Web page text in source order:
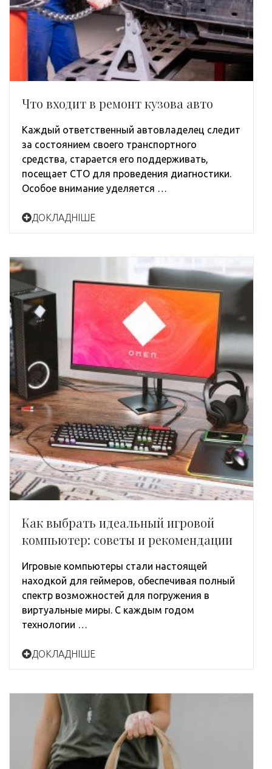
Что входит в ремонт кузова авто
Каждый ответственный автовладелец следит
за состоянием своего транспортного
средства, старается его поддерживать,
посещает СТО для проведения диагностики.
Особое внимание уделяется …
ДОКЛАДНІШЕ
Как выбрать идеальный игровой
компьютер: советы и рекомендации
Игровые компьютеры стали настоящей
находкой для геймеров, обеспечивая полный
спектр возможностей для погружения в
виртуальные миры. С каждым годом
технологии …
ДОКЛАДНІШЕ